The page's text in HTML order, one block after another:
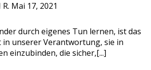
Mai 17, 2021
durch eigenes Tun lernen, ist das
in unserer Verantwortung, sie in
einzubinden, die sicher,[...]